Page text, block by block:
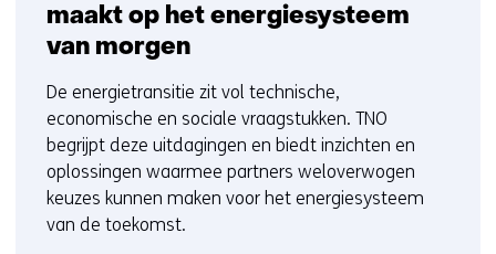
maakt op het energiesysteem
van morgen
De energietransitie zit vol technische,
economische en sociale vraagstukken. TNO
begrijpt deze uitdagingen en biedt inzichten en
oplossingen waarmee partners weloverwogen
keuzes kunnen maken voor het energiesysteem
van de toekomst.